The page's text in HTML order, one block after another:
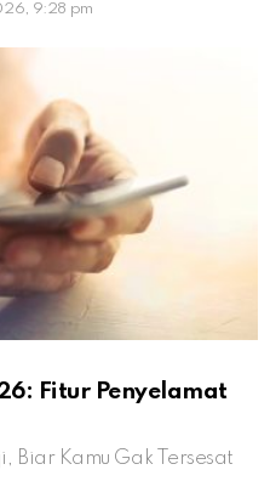
9:28 pm
Fitur Penyelamat
Biar Kamu Gak Tersesat